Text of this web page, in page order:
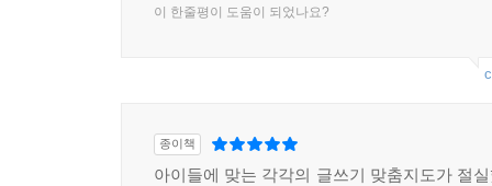
이 한줄평이 도움이 되었나요?
종이책
아이들에 맞는 각각의 글쓰기 맞춤지도가 절